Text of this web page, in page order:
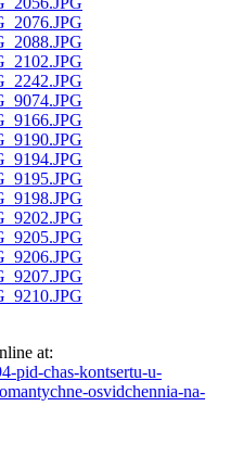
at:
pid-chas-kontsertu-u-
osvidchennia-na-